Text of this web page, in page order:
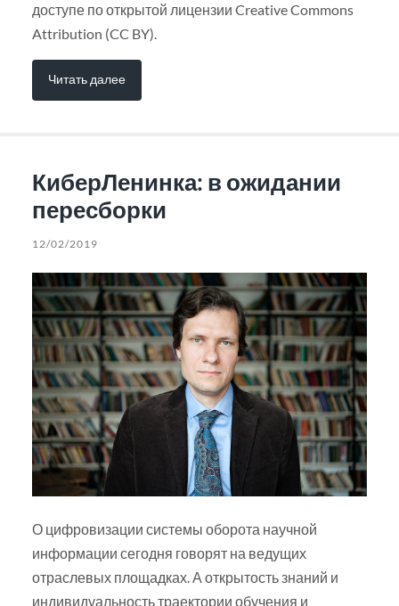
доступе по открытой лицензии Creative Commons
Attribution (CC BY).
Читать далее
КиберЛенинка: в ожидании
пересборки
12/02/2019
О цифровизации системы оборота научной
информации сегодня говорят на ведущих
отраслевых площадках. А открытость знаний и
индивидуальность траектории обучения и